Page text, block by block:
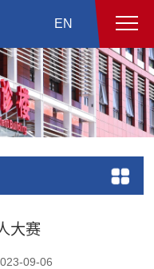
EN
大赛
09-06